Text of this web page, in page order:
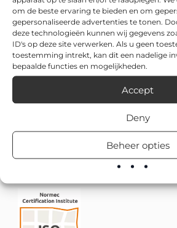
om de beste ervaring te bieden en om
gepersonaliseerde advertenties te tonen.
deze technologieën kunnen wij gegevens
ID's op deze site verwerken. Als u geen
toestemming intrekt, kan dit een nadelige
bepaalde functies en mogelijkheden.
Accept
Deny
Beheer opties